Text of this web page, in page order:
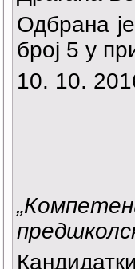
Одбрана
број 5 у
10. 10.
„